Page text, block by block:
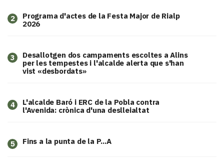
2
Programa d'actes de la Festa Major de Rialp
2026
3
​Desallotgen dos campaments escoltes a Alins
per les tempestes i l'alcalde alerta que s'han
vist «desbordats»
4
L'alcalde Baró i ERC de la Pobla contra
l'Avenida: crònica d'una deslleialtat
5 Fins a la punta de la P...A